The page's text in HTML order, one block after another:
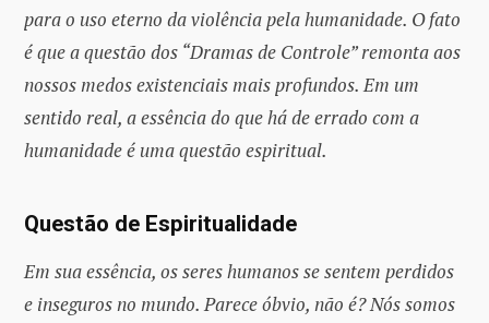
para o uso eterno da violência pela humanidade. O fato
é que a questão dos “Dramas de Controle” remonta aos
nossos medos existenciais mais profundos. Em um
sentido real, a essência do que há de errado com a
humanidade é uma questão espiritual.
Questão de Espiritualidade
Em sua essência, os seres humanos se sentem perdidos
e inseguros no mundo. Parece óbvio, não é? Nós somos